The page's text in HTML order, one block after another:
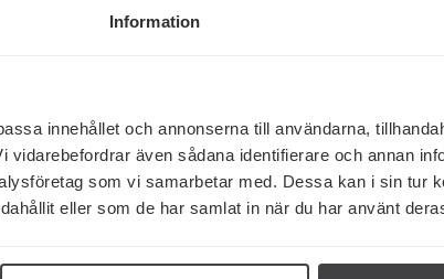
Information
innehållet och annonserna till användarna,
även sådana identifierare och annan
som vi samarbetar med. Dessa kan i sin tur
eller som de har samlat in när du har använt
14 kr
Sourcream & Onion 26g
21 kr